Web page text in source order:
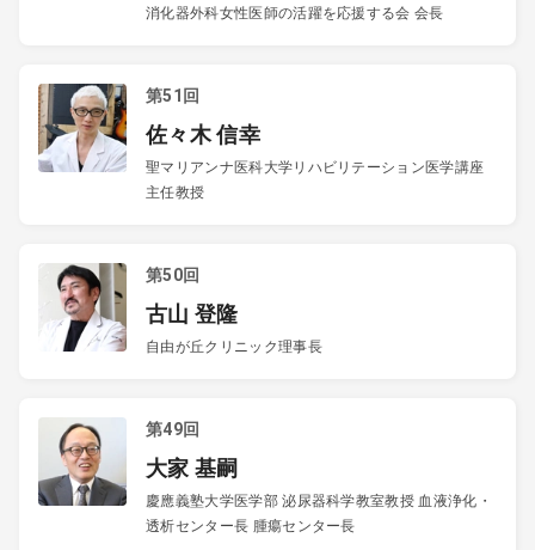
消化器外科女性医師の活躍を応援する会 会長
第51回
佐々木 信幸
聖マリアンナ医科大学リハビリテーション医学講座
主任教授
第50回
古山 登隆
自由が丘クリニック理事長
第49回
大家 基嗣
慶應義塾大学医学部 泌尿器科学教室教授 血液浄化・
透析センター長 腫瘍センター長